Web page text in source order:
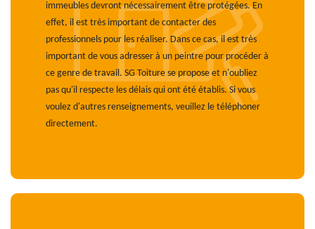
immeubles devront nécessairement être protégées. En
effet, il est très important de contacter des
professionnels pour les réaliser. Dans ce cas, il est très
important de vous adresser à un peintre pour procéder à
ce genre de travail. SG Toiture se propose et n'oubliez
pas qu'il respecte les délais qui ont été établis. Si vous
voulez d'autres renseignements, veuillez le téléphoner
directement.